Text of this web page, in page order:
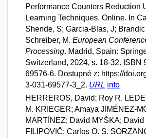
Performance Counters Reduction
Learning Techniques. Online. In
Shende, S; Garcia-Blas, J;
Schreiber, M. European
Processing. Madrid, Spain:
Switzerland, 2024, s. 18-32. ISBN
69576-6. Dostupné z: https://
3-031-69577-3_2. URL info
HERREROS, David; Roy R.
M. KRIEGER; Amaya JIMÉNEZ-
MARTÍNEZ; David MYŠKA;
FILIPOVIČ; Carlos O. S.